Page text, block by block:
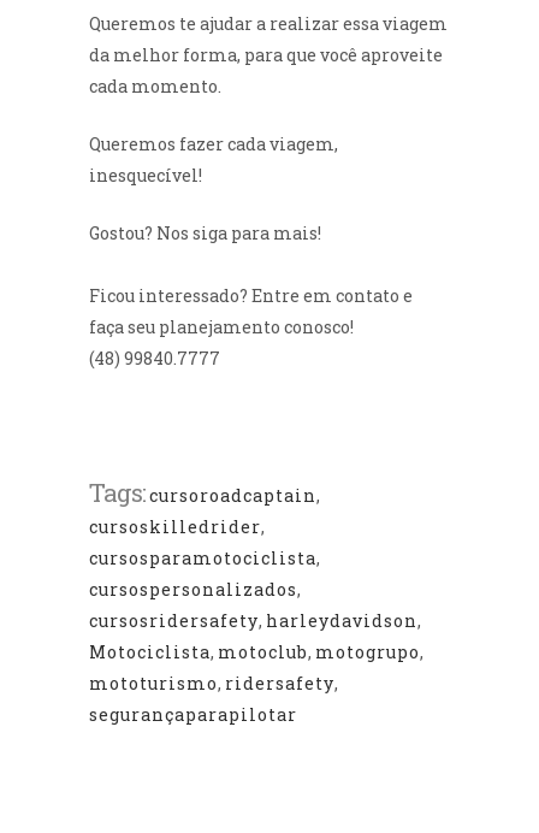
Queremos te ajudar a realizar essa viagem
da melhor forma, para que você aproveite
cada momento.
Queremos fazer cada viagem,
inesquecível!
Gostou? Nos siga para mais!
Ficou interessado? Entre em contato e
faça seu planejamento conosco!
(48) 99840.7777⁠
Tags:cursoroadcaptain,
cursoskilledrider,
cursosparamotociclista,
cursospersonalizados,
cursosridersafety, harleydavidson,
Motociclista, motoclub, motogrupo,
mototurismo, ridersafety,
segurançaparapilotar
(48) 9999-1328